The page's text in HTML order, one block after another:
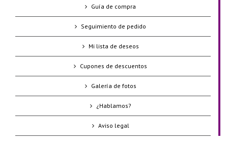
Guía de compra
Seguimiento de pedido
Mi lista de deseos
Cupones de descuentos
Galería de fotos
¿Hablamos?
Aviso legal